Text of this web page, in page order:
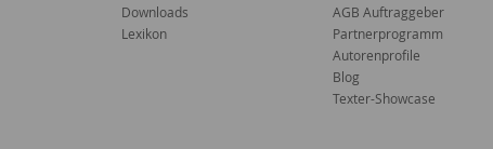
Downloads
Lexikon
AGB Auftraggeber
Partnerprogramm
Autorenprofile
Blog
Texter-Showcase